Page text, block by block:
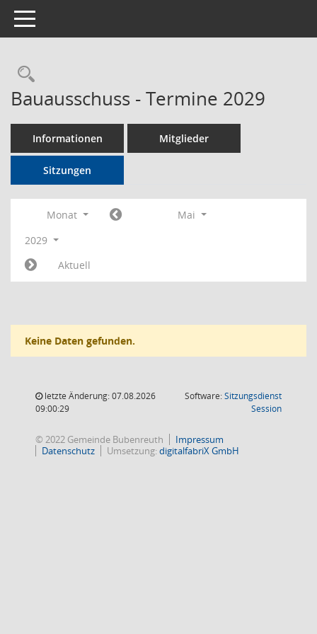
Toggle navigation
Rechercheauswahl
Bauausschuss - Termine 2029
Informationen Mitglieder
Sitzungen
Monat
Mai
2029
Aktuell
Keine Daten gefunden.
letzte Änderung: 07.08.2026
09:00:29
Software:Sitzungsdienst
Session(Wird in
© 2022 Gemeinde Bubenreuth
Impressum
Datenschutz
Umsetzung:digitalfabriX GmbH